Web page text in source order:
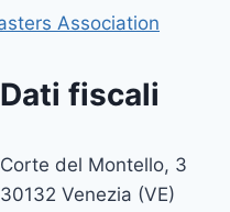
Dati fiscali
Corte del Montello, 3
30132 Venezia (VE)